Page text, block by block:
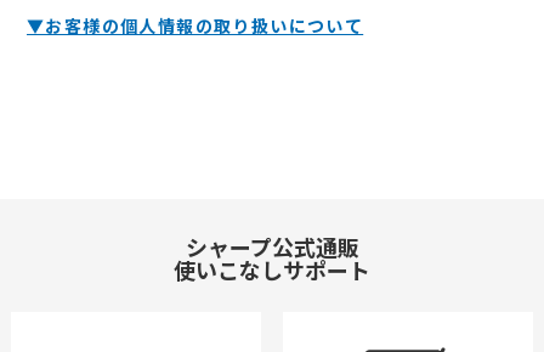
▼お客様の個人情報の取り扱いについて
シャープ公式通販
使いこなしサポート